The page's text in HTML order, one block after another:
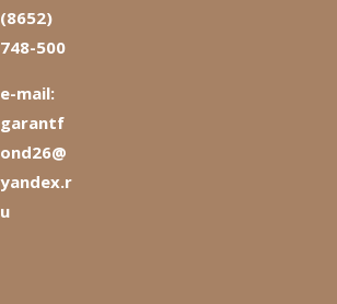
(8652)
748-500
e-mail:
garantf
ond26@
yandex.r
u